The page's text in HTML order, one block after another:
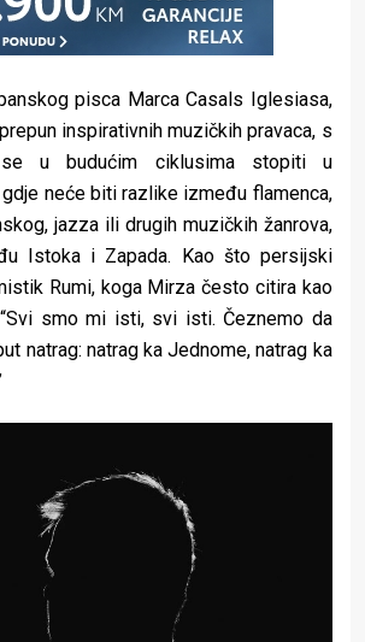
pisca Marca Casals Iglesiasa,
prepun inspirativnih muzičkih pravaca, s
u budućim ciklusima stopiti u
neće biti razlike između flamenca,
jazza ili drugih muzičkih žanrova,
Istoka i Zapada. Kao što persijski
Rumi, koga Mirza često citira kao
smo mi isti, svi isti. Čeznemo da
natrag: natrag ka Jednome, natrag ka